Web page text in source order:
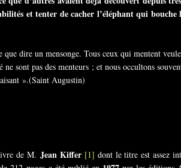
et tenter de cacher l’éléphant qui bouche
que dire un mensonge. Tous ceux qui mentent
sont pas des menteurs ; et nous occultons
».(Saint Augustin)
de M. Jean Kiffer [1] dont le titre est assez